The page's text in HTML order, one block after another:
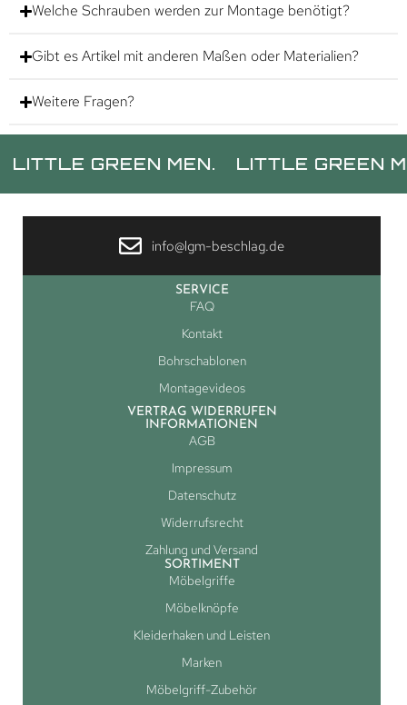
Welche Schrauben werden zur Montage benötigt?
Gibt es Artikel mit anderen Maßen oder Materialien?
Weitere Fragen?
GREEN MEN. LITTLE GREEN MEN.
info@lgm-beschlag.de
SERVICE
FAQ
Kontakt
Bohrschablonen
Montagevideos
VERTRAG WIDERRUFEN
INFORMATIONEN
AGB
Impressum
Datenschutz
Widerrufsrecht
Zahlung und Versand
SORTIMENT
Möbelgriffe
Möbelknöpfe
Kleiderhaken und Leisten
Marken
Möbelgriff-Zubehör